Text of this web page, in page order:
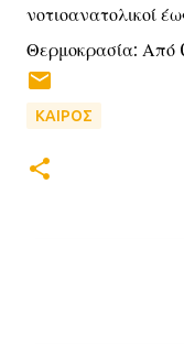
νοτιοανατολικοί
Θερμοκρασία: Από
ΚΑΙΡΟΣ